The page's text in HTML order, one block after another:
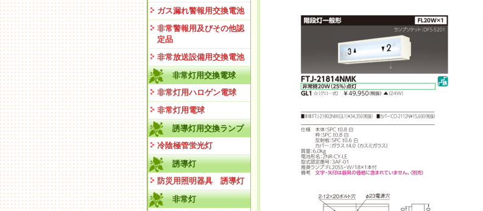
ガス漏れ警報用交換電池
非常警報用及びその他認
定品
非常放送設備用交換電池
非常灯用交換電球
非常灯用ハロゲン電球
非常灯用電球
誘導灯用交換ランプ
冷陰極管蛍光灯
誘導灯
防災用照明器具 誘導灯
非常灯